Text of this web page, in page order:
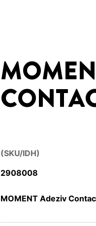
(SKU/IDH)
2908008
MOMENT Adeziv